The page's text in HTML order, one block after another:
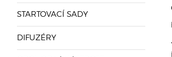
STARTOVACÍ SADY
DIFUZÉRY